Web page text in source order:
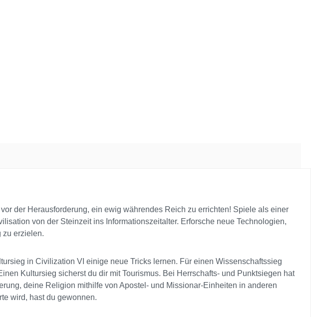
der Herausforderung, ein ewig währendes Reich zu errichten! Spiele als einer
von der Steinzeit ins Informationszeitalter. Erforsche neue Technologien,
zu erzielen.
in Civilization VI einige neue Tricks lernen. Für einen Wissenschaftssieg
Kultursieg sicherst du dir mit Tourismus. Bei Herrschafts- und Punktsiegen hat
deine Religion mithilfe von Apostel- und Missionar-Einheiten in anderen
wird, hast du gewonnen.